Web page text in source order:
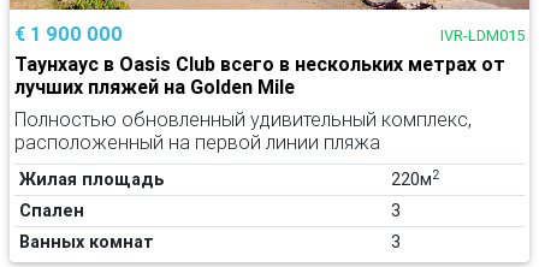
€ 1 900 000 IVR-LDM015
Таунхаус в Oasis Club всего в нескольких метрах от
лучших пляжей на Golden Mile
Полностью обновленный удивительный комплекс,
расположенный на первой линии пляжа
Жилая площадь 220м2
Спален
3
Ванных комнат
3